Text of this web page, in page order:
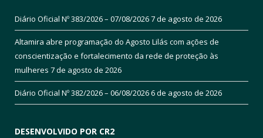
Diário Oficial Nº 383/2026 – 07/08/20267 de agosto de 2026
Altamira abre programação do Agosto Lilás com ações de
conscientização e fortalecimento da rede de proteção às
mulheres 7 de agosto de 2026
Diário Oficial Nº 382/2026 – 06/08/20266 de agosto de 2026
DESENVOLVIDO POR CR2